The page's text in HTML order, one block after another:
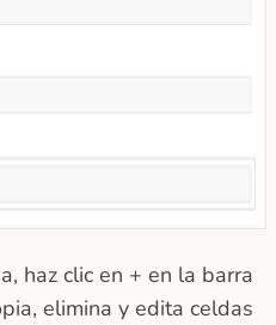
haz clic en + en la barra
elimina y edita celdas